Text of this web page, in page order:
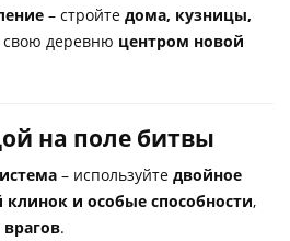
– стройте дома, кузницы,
свою деревню центром новой
на поле битвы
– используйте двойное
и особые способности,
.